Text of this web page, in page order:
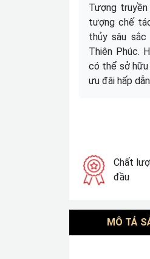
Tượng
tượng chế
thủy sâu
Thiên Phúc.
có thể sở hữu
ưu đãi hấp
Chất
đầu
MÔ TẢ